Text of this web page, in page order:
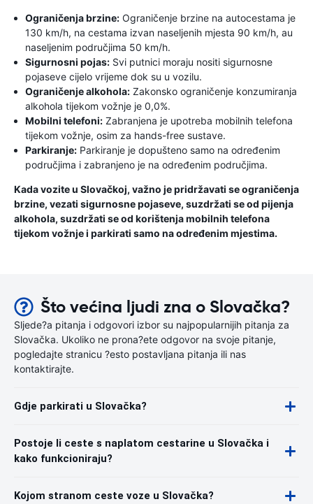
Ograničenja brzine: Ograničenje brzine na autocestama je
130 km/h, na cestama izvan naseljenih mjesta 90 km/h, au
naseljenim područjima 50 km/h.
Sigurnosni pojas: Svi putnici moraju nositi sigurnosne
pojaseve cijelo vrijeme dok su u vozilu.
Ograničenje alkohola: Zakonsko ograničenje konzumiranja
alkohola tijekom vožnje je 0,0%.
Mobilni telefoni: Zabranjena je upotreba mobilnih telefona
tijekom vožnje, osim za hands-free sustave.
Parkiranje: Parkiranje je dopušteno samo na određenim
područjima i zabranjeno je na određenim područjima.
Kada vozite u Slovačkoj, važno je pridržavati se ograničenja
brzine, vezati sigurnosne pojaseve, suzdržati se od pijenja
alkohola, suzdržati se od korištenja mobilnih telefona
tijekom vožnje i parkirati samo na određenim mjestima.
Što većina ljudi zna o Slovačka?
Sljede?a pitanja i odgovori izbor su najpopularnijih pitanja za
Slovačka. Ukoliko ne prona?ete odgovor na svoje pitanje,
pogledajte stranicu ?esto postavljana pitanja ili nas
kontaktirajte.
Gdje parkirati u Slovačka?
Postoje li ceste s naplatom cestarine u Slovačka i
kako funkcioniraju?
Kojom stranom ceste voze u Slovačka?